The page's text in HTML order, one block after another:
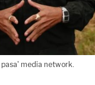
media network.